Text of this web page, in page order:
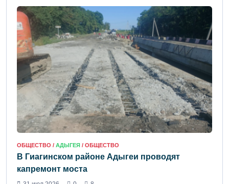
ОБЩЕСТВО / АДЫГЕЯ / ОБЩЕСТВО
В Гиагинском районе Адыгеи проводят
капремонт моста